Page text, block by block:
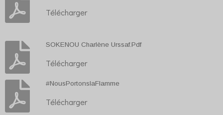
Télécharger
SOKENOU Charlène Urssaf.Pdf
Télécharger
#NousPortonslaFlamme
Télécharger